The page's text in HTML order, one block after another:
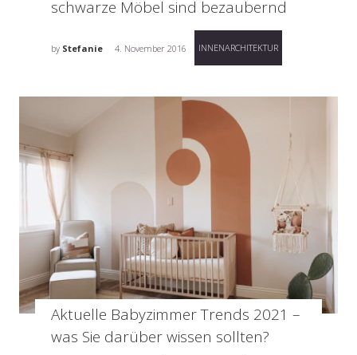
schwarze Möbel sind bezaubernd
by Stefanie 4. November 2016 INNENARCHITEKTUR
Aktuelle Babyzimmer Trends 2021 –
was Sie darüber wissen sollten?